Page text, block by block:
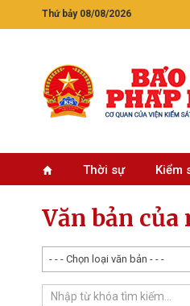
Thứ bảy 08/08/2026
Thời sự Kiểm
Văn bản
- - - Chọn loại văn bản - - -